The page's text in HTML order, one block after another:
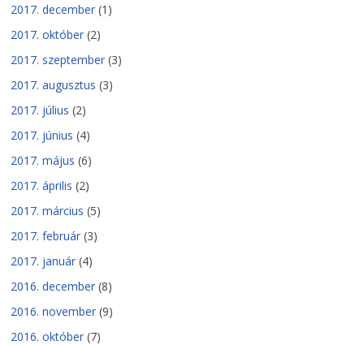
2017. december (1)
2017. október (2)
2017. szeptember (3)
2017. augusztus (3)
2017. július (2)
2017. június (4)
2017. május (6)
2017. április (2)
2017. március (5)
2017. február (3)
2017. január (4)
2016. december (8)
2016. november (9)
2016. október (7)